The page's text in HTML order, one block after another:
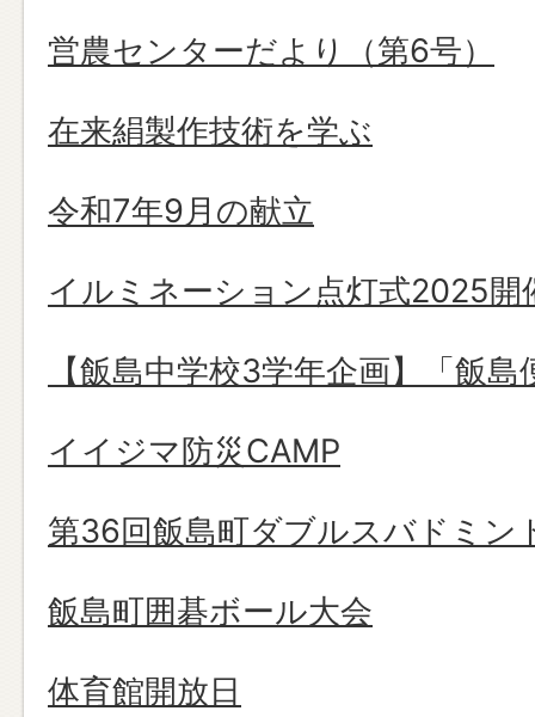
営農センターだより（第6号）
在来絹製作技術を学ぶ
令和7年9月の献立
イルミネーション点灯式2025開
【飯島中学校3学年企画】「飯
イイジマ防災CAMP
第36回飯島町ダブルスバドミン
飯島町囲碁ボール大会
体育館開放日